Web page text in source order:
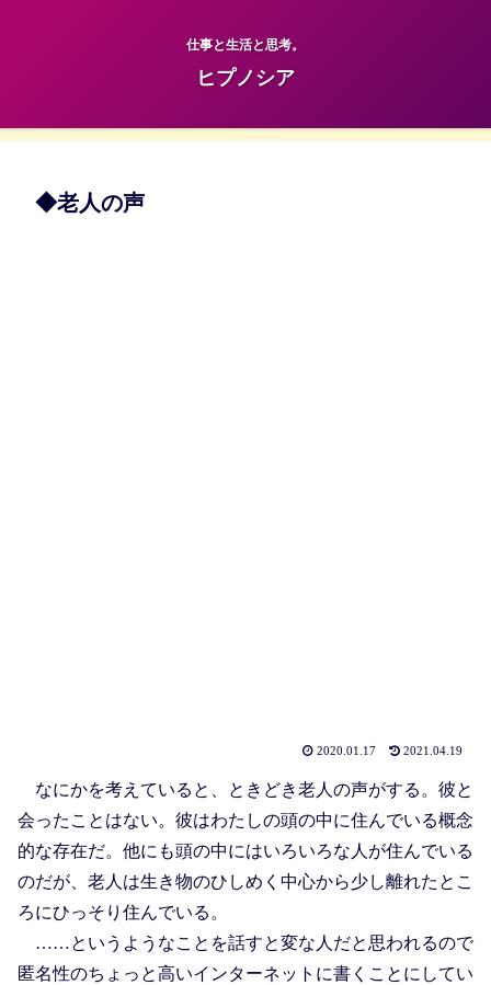
仕事と生活と思考。
ヒプノシア
◆老人の声
2020.01.17 2021.04.19
なにかを考えていると、ときどき老人の声がする。彼と
会ったことはない。彼はわたしの頭の中に住んでいる概念
的な存在だ。他にも頭の中にはいろいろな人が住んでいる
のだが、老人は生き物のひしめく中心から少し離れたとこ
ろにひっそり住んでいる。
……というようなことを話すと変な人だと思われるので
匿名性のちょっと高いインターネットに書くことにしてい